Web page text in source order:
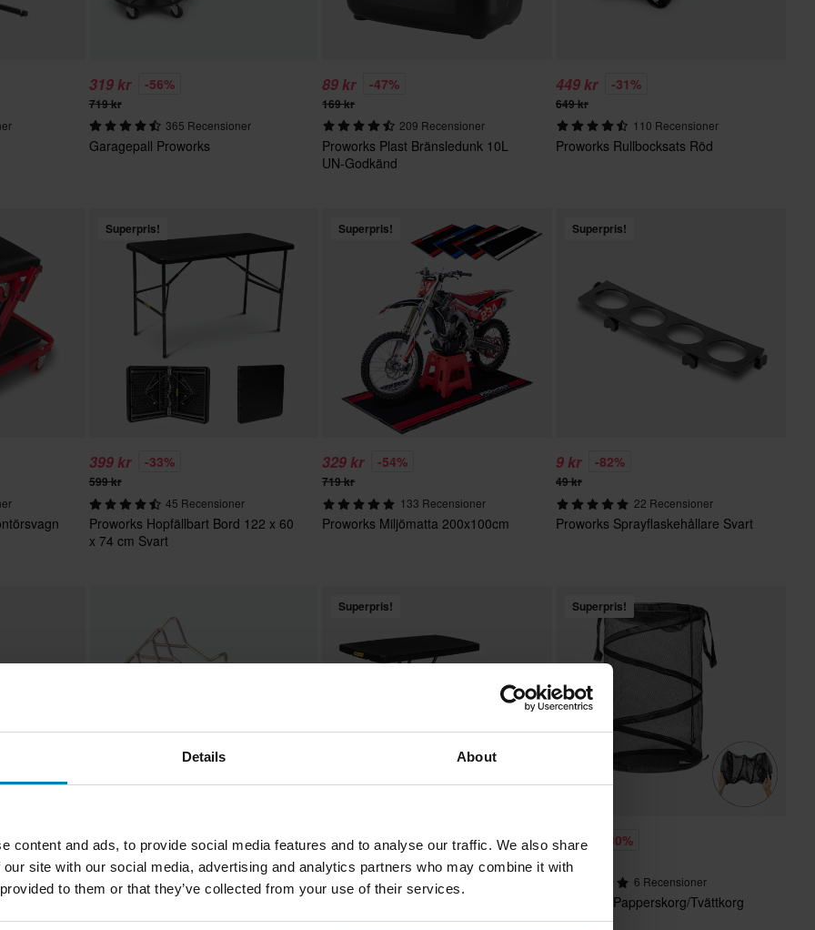
Details About
content and ads, to provide social media features and to analyse our traffic. We also share
site with our social media, advertising and analytics partners who may combine it with
to them or that they’ve collected from your use of their services.
319 kr -56%
719 kr
365 Recensioner
Garagepall Proworks
89 kr -47%
169 kr
209 Recensioner
Proworks Plast Bränsledunk 10L
UN-Godkänd
449 kr -31%
649 kr
110 Recensioner
Proworks Rullbocksats Röd
Superpris!
399 kr -33%
599 kr
45 Recensioner
Proworks Hopfällbart Bord 122 x 60
x 74 cm Svart
Superpris!
329 kr -54%
719 kr
133 Recensioner
Proworks Miljömatta 200x100cm
Superpris!
9 kr -82%
49 kr
22 Recensioner
Proworks Sprayflaskehållare Svart
279 kr -30%
234 Recensioner
Proworks Tältankare 4-Pack
Superpris!
199 kr -40%
329 kr
45 Recensioner
76x50x74 cm Svart
Superpris!
69 kr -30%
99 kr
6 Recensioner
Proworks Papperskorg/Tvättkorg